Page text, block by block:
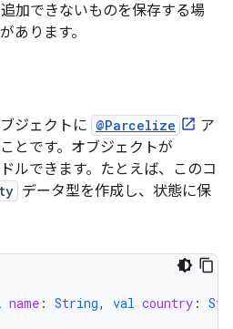
加できないものを保存する場
あります。
ジェクトに @Parcelize
ア
とです。オブジェクトが
ルできます。たとえば、このコ
データ型を作成し、状態に保
name : String, val country :